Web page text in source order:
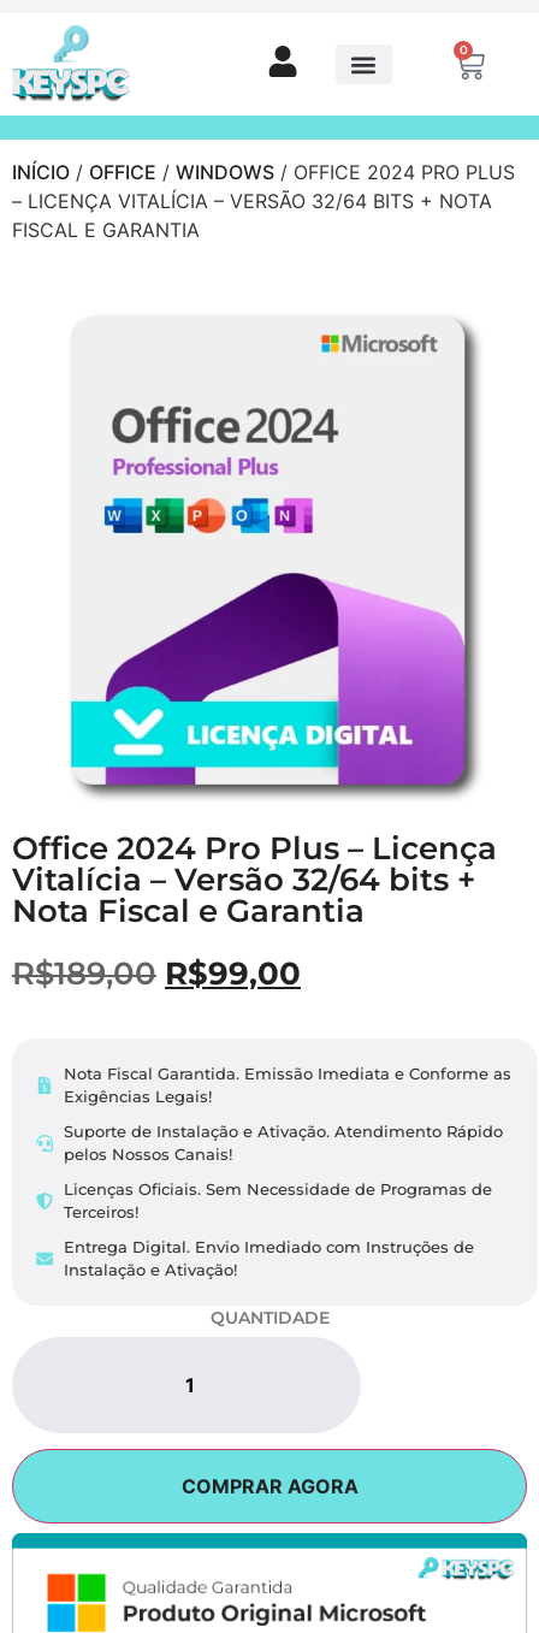
0
INÍCIO / OFFICE / WINDOWS / OFFICE 2024 PRO PLUS
– LICENÇA VITALÍCIA – VERSÃO 32/64 BITS + NOTA
FISCAL E GARANTIA
Office 2024 Pro Plus – Licença
Vitalícia – Versão 32/64 bits +
Nota Fiscal e Garantia
R$189,00 R$99,00
Nota Fiscal Garantida. Emissão Imediata e Conforme as
Exigências Legais​!
Suporte de Instalação e Ativação. Atendimento Rápido
pelos Nossos Canais!
Licenças Oficiais. Sem Necessidade de Programas de
Terceiros!
Entrega Digital. Envio Imediado com Instruções de
Instalação e Ativação!
QUANTIDADE
COMPRAR AGORA